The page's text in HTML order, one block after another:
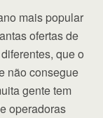
mais popular
ofertas de
que o
não consegue
gente tem
operadoras